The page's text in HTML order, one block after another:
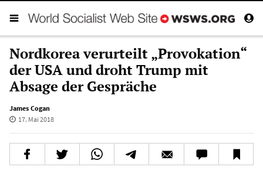
Nordkorea verurteilt „Provokation“
der USA und droht Trump mit
Absage der Gespräche
James Cogan
17. Mai 2018